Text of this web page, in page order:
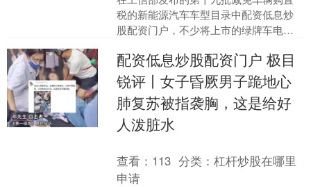
税的新能源汽车车型目录中配资低息炒
股配资门户，不少将上市的绿牌车电池
趣，不妨跟着我们一起来看....
配资低息炒股配资门户 极目
锐评丨女子昏厥男子跪地心
肺复苏被指袭胸，这是给好
人泼脏水
查看： 113 分类：杠杆炒股在哪里
申请